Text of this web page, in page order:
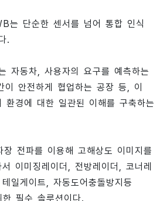
는 단순한 센서를 넘어 통합 인식
.
자동차, 사용자의 요구를 예측하는
안전하게 협업하는 공장 등, 이
환경에 대한 일관된 이해를 구축하는
전파를 이용해 고해상도 이미지를
이미징레이더, 전방레이더, 코너레
일게이트, 자동도어충돌방지등
필수 솔루션이다.